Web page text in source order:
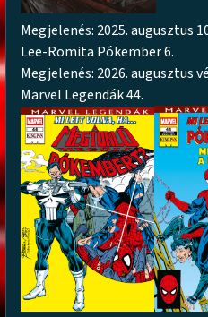
Megjelenés: 2025. augusztus
Lee-Romita Pókember 6.
Megjelenés: 2026. augusztus
Marvel Legendák 44.